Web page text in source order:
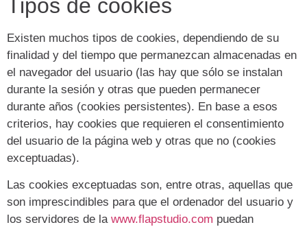
Tipos de cookies
Existen muchos tipos de cookies, dependiendo de su
finalidad y del tiempo que permanezcan almacenadas en
el navegador del usuario (las hay que sólo se instalan
durante la sesión y otras que pueden permanecer
durante años (cookies persistentes). En base a esos
criterios, hay cookies que requieren el consentimiento
del usuario de la página web y otras que no (cookies
exceptuadas).
Las cookies exceptuadas son, entre otras, aquellas que
son imprescindibles para que el ordenador del usuario y
los servidores de la www.flapstudio.com puedan